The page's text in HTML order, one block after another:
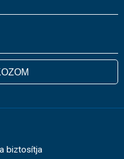
biztosítja